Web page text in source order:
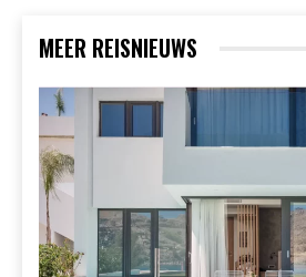
MEER REISNIEUWS